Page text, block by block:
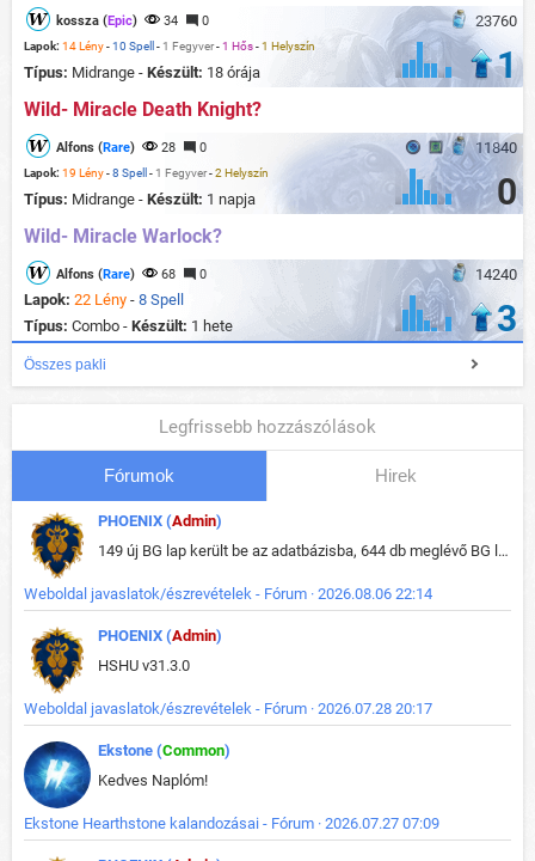
23760
kossza (Epic) 34 0
Lapok: 14 Lény-10 Spell - 1 Fegyver-1 Hős-1 Helyszín
Típus: Midrange - Készült: 18 órája 1
Wild- Miracle Death Knight?
11840
Alfons (Rare) 28 0
Lapok: 19 Lény-8 Spell - 1 Fegyver-2 Helyszín
Típus: Midrange - Készült: 1 napja 0
Wild- Miracle Warlock?
14240
Alfons (Rare) 68 0
Lapok: 22 Lény - 8 Spell
Típus: Combo - Készült: 1 hete 3
Összes pakli
Legfrissebb hozzászólások
Fórumok Hirek
PHOENIX (Admin)
149 új BG lap került be az adatbázisba, 644 db meglévő BG lap módosult, bekerültek az új képek a megváltozott lapokhoz is.
Weboldal javaslatok/észrevételek - Fórum · 2026.08.06 22:14
PHOENIX (Admin)
HSHU v31.3.0
Weboldal javaslatok/észrevételek - Fórum · 2026.07.28 20:17
Ekstone (Common)
Kedves Naplóm!
Ekstone Hearthstone kalandozásai - Fórum · 2026.07.27 07:09